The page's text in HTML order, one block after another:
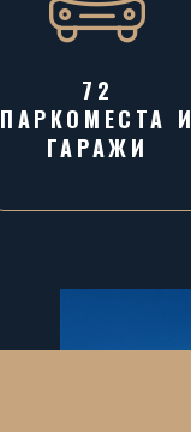
72
ПАРКОМЕСТА И
ГАРАЖИ